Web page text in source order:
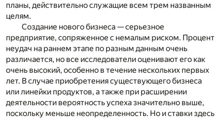
планы, действительно служащие всем трем названным
целям.
Создание нового бизнеса — серьезное
предприятие, сопряженное с немалым риском. Процент
неудач на раннем этапе по разным данным очень
различается, но все исследователи оценивают его как
очень высокий, особенно в течение нескольких первых
лет. В случае приобретения существующего бизнеса
или линейки продуктов, а также при расширении
деятельности вероятность успеха значительно выше,
поскольку меньше неопределенность. Но и ставки здесь